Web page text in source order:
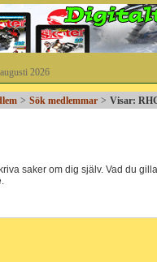
2026
> Sök medlemmar > Visar:
saker om dig själv. Vad du